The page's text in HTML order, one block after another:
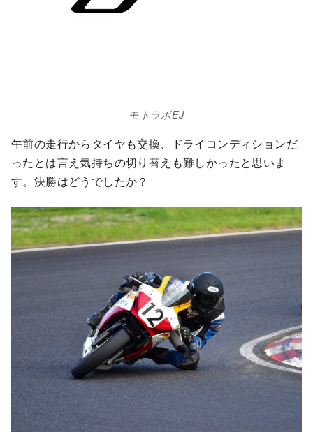
モトラボEJ
午前の走行からタイヤも交換、ドライコンディションだ
ったとは言え気持ちの切り替えも難しかったと思いま
す。決勝はどうでしたか？